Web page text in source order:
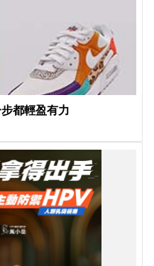
都輕盈有力